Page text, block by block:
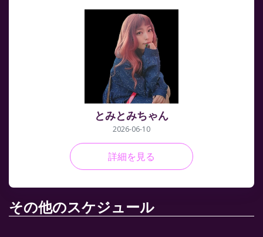
とみとみちゃん
2026-06-10
詳細を見る
その他のスケジュール